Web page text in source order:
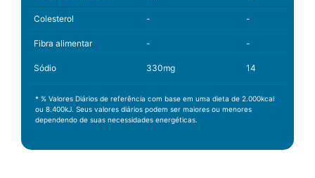
Colesterol - -
Fibra alimentar - -
Sódio 330mg 14
* % Valores Diários de referência com base em uma dieta de 2.000kcal
ou 8.400kJ. Seus valores diários podem ser maiores ou menores
dependendo de suas necessidades energéticas.